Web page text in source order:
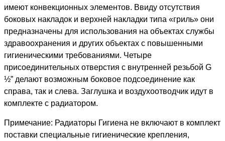
имеют конвекционных элементов. Ввиду отсутствия
боковых накладок и верхней накладки типа «гриль» они
предназначены для использования на объектах службы
здравоохранения и других объектах с повышенными
гигиеническими требованиями. Четыре
присоединительных отверстия с внутренней резьбой G
½” делают возможным боковое подсоединение как
справа, так и слева. Заглушка и воздухоотводчик идут в
комплекте с радиатором.
Примечание: Радиаторы Гигиена не включают в комплект
поставки специальные гигиенические крепления,